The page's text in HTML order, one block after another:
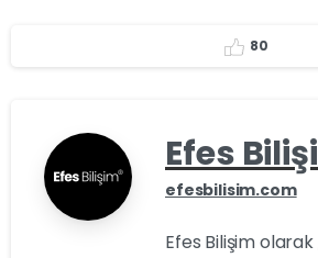
80
Efes
efesbilisim.com
Efes Bilişim olarak